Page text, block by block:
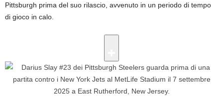
Pittsburgh prima del suo rilascio, avvenuto in un periodo di tempo
di gioco in calo.